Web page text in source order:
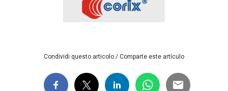
Condividi questo articolo / Comparte este artículo